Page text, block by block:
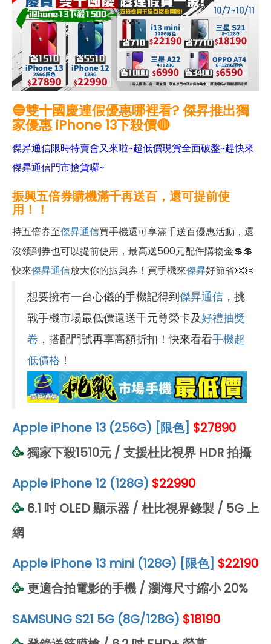
🔵雙十國慶連假優惠哪裡看? 傑昇推出獨
家優惠 iPhone 13下殺價🔴
傑昇通信限時特賣會又來啦~超低價現貨全面破盤~趕快來
傑昇通信門市搶貨囉~
振興五倍券購機滿千再送百，還可提前使
用！！
持五倍券至傑昇通信買手機還可享滿千送百優惠活動，還
沒領到券也可以提前使用，最高送500元配件購物金💲💲
快來傑昇通信放大你的振興券！買手機來傑昇好節省👏👏
想要擁有一台心儀的手機記得到傑昇通信 ，挑
戰手機市場最低價還送千元尊榮卡及好禮抽獎
卷 ，搭配門號再享高額折扣！快來看看手機超
低價格 ！
Apple iPhone 13 (256G) [限色] $27890
🥳獨家下殺1510元 / 支援杜比視界 HDR 拍攝
Apple iPhone 12 (128G) $22990
🥳 6.1 吋 OLED 顯示器 / 杜比視界錄製 / 5G 上
網
Apple iPhone 13 mini (128G) [限色] $22190
🥳 更適合拍電影的手機 / 瀏海尺寸縮小 20%
SAMSUNG S21 5G (8G/128G) $18190